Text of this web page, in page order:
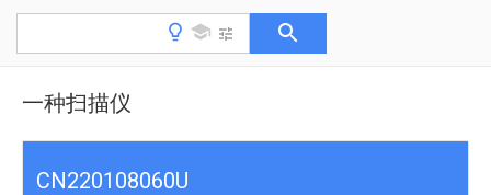
一种扫描仪
CN220108060U